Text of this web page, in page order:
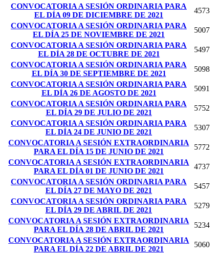
CONVOCATORIA A SESIÓN ORDINARIA PARA
EL DÍA 09 DE DICIEMBRE DE 2021
4573
CONVOCATORIA A SESIÓN ORDINARIA PARA
EL DÍA 25 DE NOVIEMBRE DE 2021
5007
CONVOCATORIA A SESIÓN ORDINARIA PARA
EL DÍA 28 DE OCTUBRE DE 2021
5497
CONVOCATORIA A SESIÓN ORDINARIA PARA
EL DÍA 30 DE SEPTIEMBRE DE 2021
5098
CONVOCATORIA A SESIÓN ORDINARIA PARA
EL DÍA 26 DE AGOSTO DE 2021
5091
CONVOCATORIA A SESIÓN ORDINARIA PARA
EL DÍA 29 DE JULIO DE 2021
5752
CONVOCATORIA A SESIÓN ORDINARIA PARA
EL DÍA 24 DE JUNIO DE 2021
5307
CONVOCATORIA A SESIÓN EXTRAORDINARIA
PARA EL DÍA 15 DE JUNIO DE 2021
5772
CONVOCATORIA A SESIÓN EXTRAORDINARIA
PARA EL DÍA 01 DE JUNIO DE 2021
4737
CONVOCATORIA A SESIÓN ORDINARIA PARA
EL DÍA 27 DE MAYO DE 2021
5457
CONVOCATORIA A SESIÓN ORDINARIA PARA
EL DÍA 29 DE ABRIL DE 2021
5279
CONVOCATORIA A SESIÓN EXTRAORDINARIA
PARA EL DÍA 28 DE ABRIL DE 2021
5234
CONVOCATORIA A SESIÓN EXTRAORDINARIA
PARA EL DÍA 22 DE ABRIL DE 2021
5060